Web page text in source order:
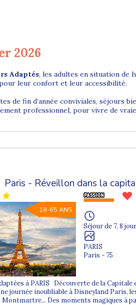
2026
Adaptés, les adultes en situation de
leur confort et leur accessibilité.
de fin d’année conviviales, séjours
professionnel, pour vivre de
Nos
séjours adaptés pour le jour de l’An
selon le niveau d’autonomie des
animateurs expérimentés. Ski, ski de
et des temps de repos, favorisant
Paris - Réveillon dans la
18-65 ANS
Séjour de 7, 8
PARIS
Paris - 75
à PARIS Découverte de la
journée inoubliable à Disneyland Paris,
Montmartre... Des moments magiques à